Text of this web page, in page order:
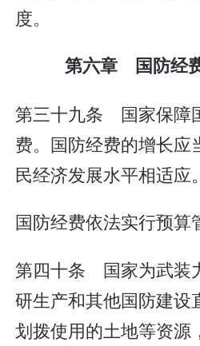
度。
第六章 国防经
第三十九条 国家保障
费。国防经费的增长应
民经济发展水平相适应。
国防经费依法实行预算
第四十条 国家为武装
研生产和其他国防建设
划拨使用的土地等资源